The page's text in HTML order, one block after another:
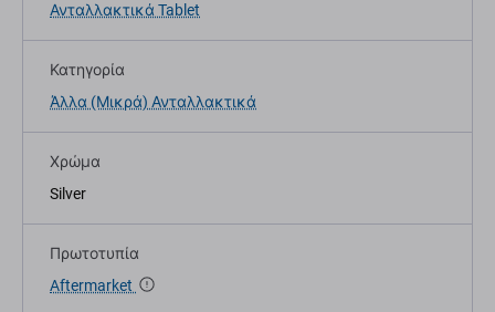
Ανταλλακτικά Tablet
Κατηγορία
Άλλα (Μικρά) Ανταλλακτικά
Χρώμα
Silver
Πρωτοτυπία
Aftermarket